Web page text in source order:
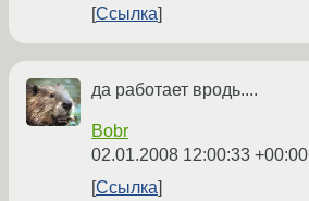
Ссылка
да работает вродь....
Bobr
02.01.2008 12:00:33 +00:00
Ссылка